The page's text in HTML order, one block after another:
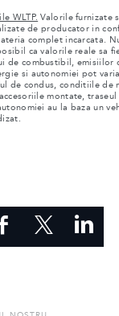
WLTP. Valorile furnizate
de producator in
complet incarcata.
ca valorile reale sa
de combustibil, emisiilor
si autonomiei pot
de condus, conditiile de
montate, traseul
au la baza un